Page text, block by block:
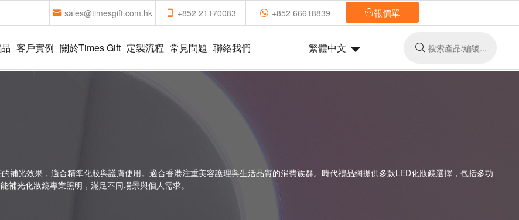
sales@timesgift.com.hk +852 21170083 +852 66618839 報價單
客戶實例 關於Times Gift 定製流程 常見問題 聯絡我們 繁體中文
補光效果，適合精準化妝與護膚使用。適合香港注重美容護理與生活品質的消費族群。時代禮品網提供多款LED化妝鏡選擇，包括多功
光化妝鏡專業照明，滿足不同場景與個人需求。